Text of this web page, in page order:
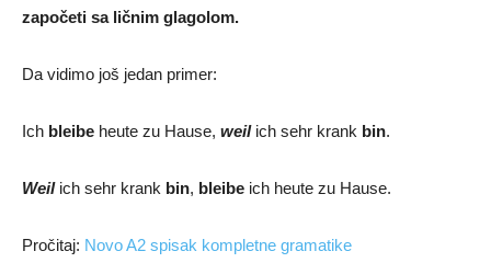
započeti sa ličnim glagolom.
Da vidimo još jedan primer:
Ich bleibe heute zu Hause, weilich sehr krank bin.
Weil ich sehr krank bin, bleibe ich heute zu Hause.
Pročitaj: Novo A2 spisak kompletne gramatike